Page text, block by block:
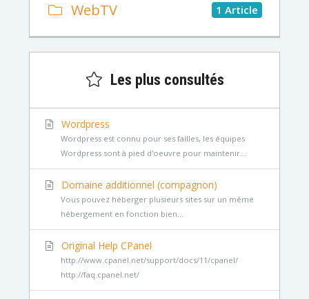
1 Article
WebTV
Les plus consultés
Wordpress
Wordpress est connu pour ses failles, les équipes
Wordpress sont à pied d'oeuvre pour maintenir...
Domaine additionnel (compagnon)
Vous pouvez héberger plusieurs sites sur un même
hébergement en fonction bien...
Original Help CPanel
http://www.cpanel.net/support/docs/11/cpanel/
http://faq.cpanel.net/